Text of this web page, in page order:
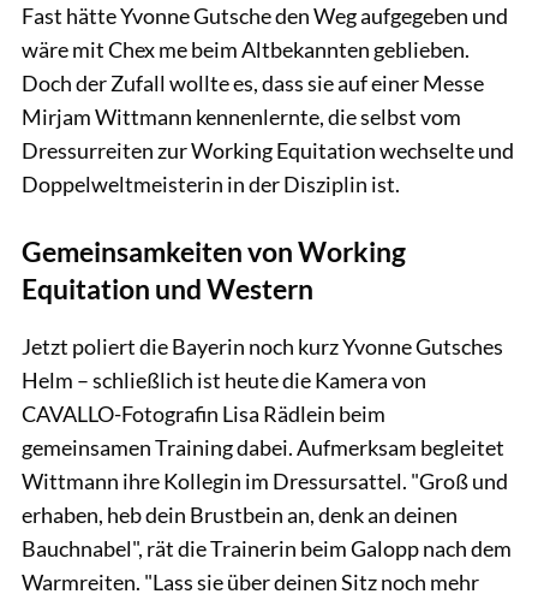
Fast hätte Yvonne Gutsche den Weg aufgegeben und
wäre mit Chex me beim Altbekannten geblieben.
Doch der Zufall wollte es, dass sie auf einer Messe
Mirjam Wittmann kennenlernte, die selbst vom
Dressurreiten zur Working Equitation wechselte und
Doppelweltmeisterin in der Disziplin ist.
Gemeinsamkeiten von Working
Equitation und Western
Jetzt poliert die Bayerin noch kurz Yvonne Gutsches
Helm – schließlich ist heute die Kamera von
CAVALLO-Fotografin Lisa Rädlein beim
gemeinsamen Training dabei. Aufmerksam begleitet
Wittmann ihre Kollegin im Dressursattel. "Groß und
erhaben, heb dein Brustbein an, denk an deinen
Bauchnabel", rät die Trainerin beim Galopp nach dem
Warmreiten. "Lass sie über deinen Sitz noch mehr